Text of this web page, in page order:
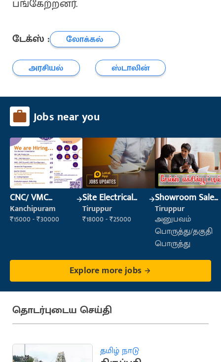
பங்கேற்றனர்.
டேக்ஸ் :
லோக்கல்
அரசியல்
ஸ்டாலின்
Jobs near you
CNC/ VMC
Operator
Kanchipuram
₹15000 - ₹30000
Site Electrical
Engineer
Tiruppur
₹18000 - ₹25000
Showroom Sales
Executive (Retail
Sales)
Tiruppur
அனுபவம்
பொருத்து/தகுதி
பொருத்து
Explore more jobs
தொடர்புடைய செய்தி
தமிழ் நாடு